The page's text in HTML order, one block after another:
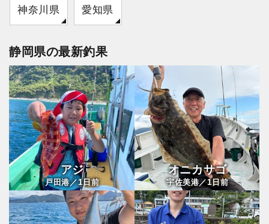
神奈川県 愛知県
静岡県の最新釣果
アジ
戸田港／1日前
オニカサゴ
宇佐美港／1 日前